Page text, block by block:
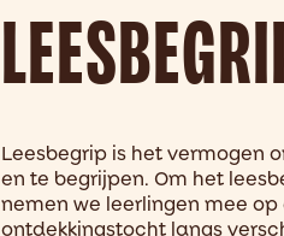
Leesbegrip is het vermogen
en te begrijpen. Om het
nemen we leerlingen mee op
ontdekkingstocht langs